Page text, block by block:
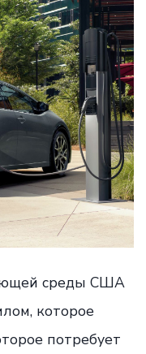
среды США
которое
потребует